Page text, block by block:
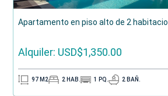
Apartamento en piso alto de 2
Alquiler: USD$1,350.00
97 M2 2 HAB. 1 PQ. 2 BAÑ.